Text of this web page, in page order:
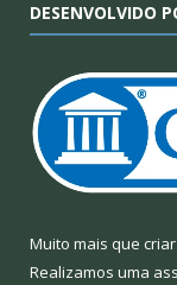
DESENVOLVIDO
Muito mais que
Realizamos uma